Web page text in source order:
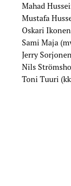
Mahad
Mustafa
Oskari
Sami Maja
Jerry
Nils
Toni Tuuri